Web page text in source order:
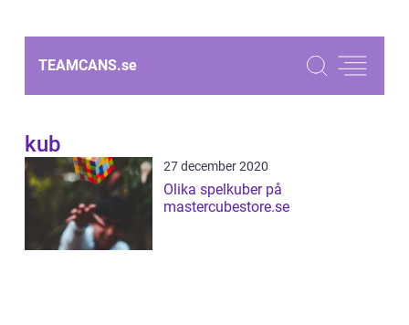
TEAMCANS.se
kub
27 december 2020
Olika spelkuber på
mastercubestore.se